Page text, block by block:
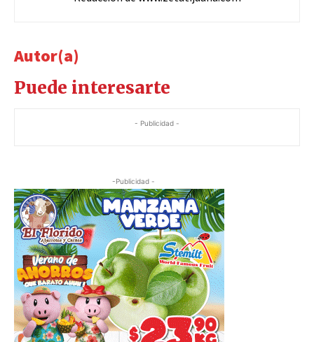
Autor(a)
Puede interesarte
- Publicidad -
-Publicidad -